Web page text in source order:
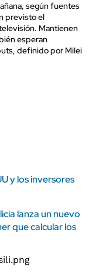
según fuentes
previsto el
Mantienen
esperan
definido por Milei
y los inversores
lanza un nuevo
que calcular los